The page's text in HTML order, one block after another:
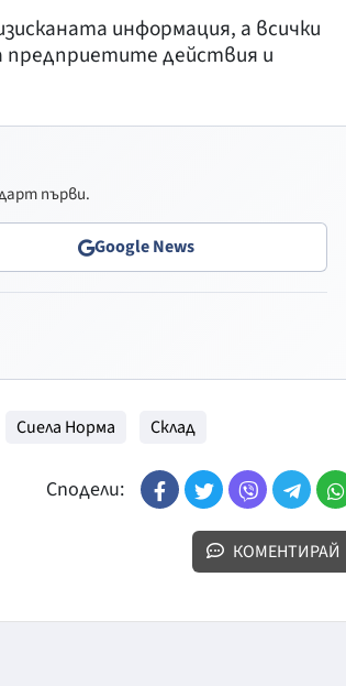
информация, а всички
предприетите действия и
първи.
Google News
Сиела Норма Склад
Сподели:
КОМЕНТИРАЙ